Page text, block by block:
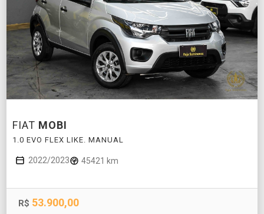
FIAT MOBI
1.0 EVO FLEX LIKE. MANUAL
2022/2023 45421 km
R$ 53.900,00